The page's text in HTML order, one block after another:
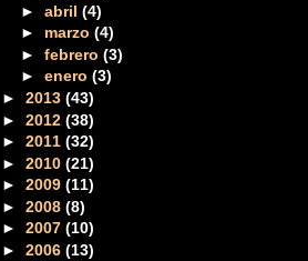
►abril(4)
► marzo(4)
►febrero(3)
►enero(3)
►2013(43)
►2012(38)
►2011(32)
►2010(21)
►2009(11)
►2008(8)
►2007(10)
►2006(13)